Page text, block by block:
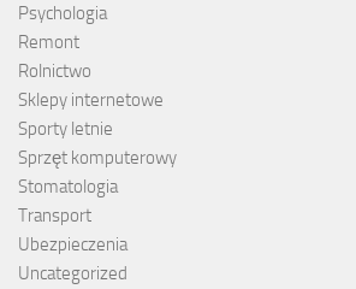
Psychologia
Remont
Rolnictwo
Sklepy internetowe
Sporty letnie
Sprzęt komputerowy
Stomatologia
Transport
Ubezpieczenia
Uncategorized